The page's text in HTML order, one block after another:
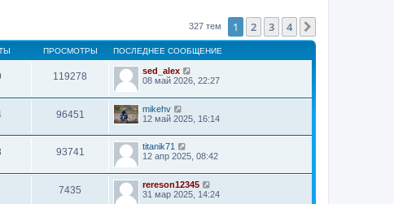
327 тем 1 2 3 4
ПРОСМОТРЫ ПОСЛЕДНЕЕ СООБЩЕНИЕ
119278
sed_alex
08 май 2026, 22:27
96451
mikehv
12 май 2025, 16:14
93741
titanik71
12 апр 2025, 08:42
7435
rereson12345
31 мар 2025, 14:24